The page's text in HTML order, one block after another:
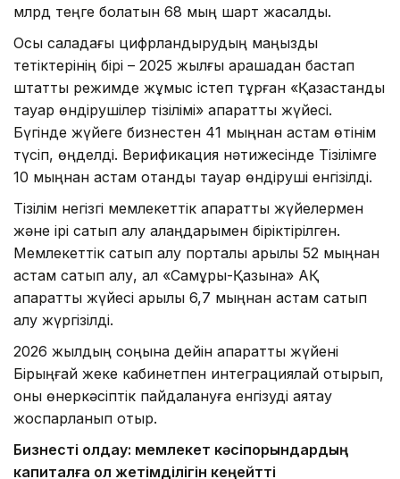
млрд теңге болатын 68 мың шарт жасалды.
Осы саладағы цифрландырудың маңызды
тетіктерінің бірі – 2025 жылғы қарашадан бастап
штаттық режимде жұмыс істеп тұрған «Қазақстандық
тауар өндірушілер тізілімі» ақпараттық жүйесі.
Бүгінде жүйеге бизнестен 41 мыңнан астам өтінім
түсіп, өңделді. Верификация нәтижесінде Тізілімге
10 мыңнан астам отандық тауар өндіруші енгізілді.
Тізілім негізгі мемлекеттік ақпараттық жүйелермен
және ірі сатып алу алаңдарымен біріктірілген.
Мемлекеттік сатып алу порталы арқылы 52 мыңнан
астам сатып алу, ал «Самұрық-Қазына» АҚ
ақпараттық жүйесі арқылы 6,7 мыңнан астам сатып
алу жүргізілді.
2026 жылдың соңына дейін ақпараттық жүйені
Бірыңғай жеке кабинетпен интеграциялай отырып,
оны өнеркәсіптік пайдалануға енгізуді аяқтау
жоспарланып отыр.
Бизнесті қолдау: мемлекет кәсіпорындардың
капиталға қол жетімділігін кеңейтті